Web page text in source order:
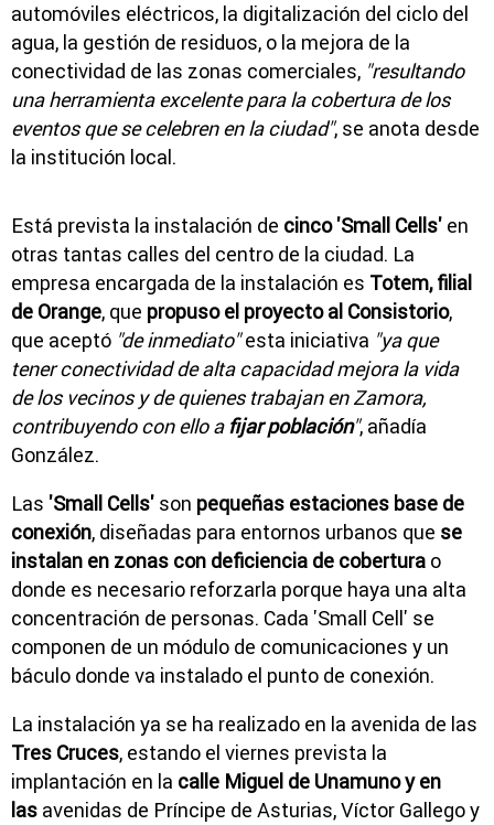
automóviles eléctricos, la digitalización del ciclo del
agua, la gestión de residuos, o la mejora de la
conectividad de las zonas comerciales, "resultando
una herramienta excelente para la cobertura de los
eventos que se celebren en la ciudad", se anota desde
la institución local.
Está prevista la instalación de cinco 'Small Cells' en
otras tantas calles del centro de la ciudad. La
empresa encargada de la instalación es Totem, filial
de Orange, que propuso el proyecto al Consistorio,
que aceptó "de inmediato"esta iniciativa "ya que
tener conectividad de alta capacidad mejora la vida
de los vecinos y de quienes trabajan en Zamora,
contribuyendo con ello afijar población", añadía
González.
Las 'Small Cells' son pequeñas estaciones base de
conexión, diseñadas para entornos urbanos que se
instalan en zonas con deficiencia de cobertura o
donde es necesario reforzarla porque haya una alta
concentración de personas. Cada 'Small Cell' se
componen de un módulo de comunicaciones y un
báculo donde va instalado el punto de conexión.
La instalación ya se ha realizado en la avenida de las
Tres Cruces, estando el viernes prevista la
implantación en la calle Miguel de Unamuno y en
las avenidas de Príncipe de Asturias, Víctor Gallego y